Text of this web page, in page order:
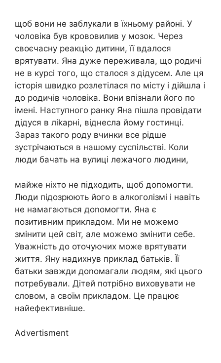
щоб вони не заблукали в їхньому районі. У
чоловіка був крововилив у мозок. Через
своєчасну реакцію дитини, її вдалося
врятувати. Яна дуже переживала, що родичі
не в курсі того, що сталося з дідусем. Але ця
історія швидко розлетілася по місту і дійшла і
до родичів чоловіка. Вони впізнали його по
імені. Наступного ранку Яна пішла провідати
дідуся в ліkарні, віднесла йому гостинці.
Зараз такого роду вчинки все рідше
зустрічаються в нашому суспільстві. Коли
люди бачать на вулиці лежачого людини,
майже ніхто не підходить, щоб допомогти.
Люди підозрюють його в алкоголізмі і навіть
не намагаються доnомогти. Яна є
позитивним прикладом. Ми не можемо
змінити цей світ, але можемо змінити себе.
Уважність до оточуючих може врятувати
життя. Яну надихнув приклад батьків. Її
батьки завжди доnомагали людям, які цього
потребували. Дітей потрібно виховувати не
словом, а своїм прикладом. Це працює
найефективніше.
Advertisment